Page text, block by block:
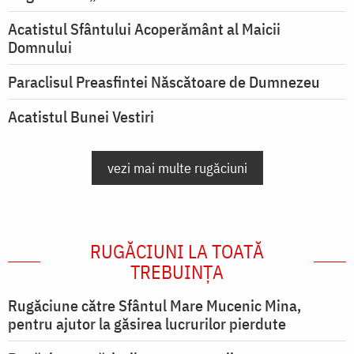
Acatistul Sfântului Acoperământ al Maicii
Domnului
Paraclisul Preasfintei Născătoare de Dumnezeu
Acatistul Bunei Vestiri
vezi mai multe rugăciuni
RUGĂCIUNI LA TOATĂ
TREBUINȚA
Rugăciune către Sfântul Mare Mucenic Mina,
pentru ajutor la găsirea lucrurilor pierdute